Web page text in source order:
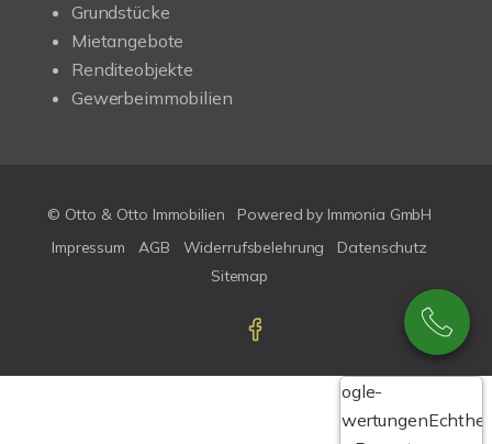
Grundstücke
Mietangebote
Renditeobjekte
Gewerbeimmobilien
© Otto & Otto Immobilien
Powered by Immonia GmbH
Impressum
AGB Widerrufsbelehrung
Datenschutz
Sitemap
Google-
Bewertungen